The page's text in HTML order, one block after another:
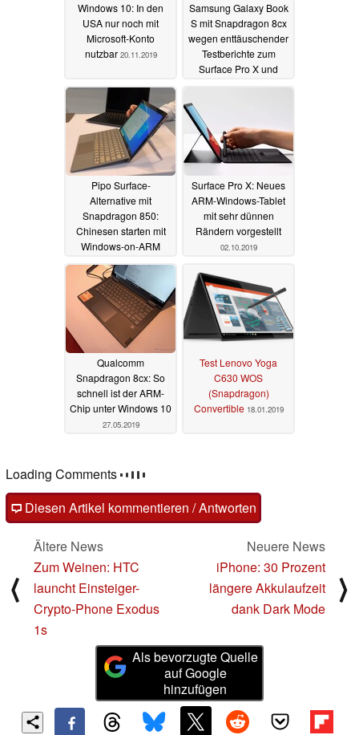
Windows 10: In den
USA nur noch mit
Microsoft-Konto
nutzbar 20.11.2019
Samsung Galaxy Book
S mit Snapdragon 8cx
wegen enttäuschender
Testberichte zum
Surface Pro X und
Intels Druck
Pipo Surface-
Alternative mit
Snapdragon 850:
Chinesen starten mit
Windows-on-ARM
16.10.2019
Surface Pro X: Neues
ARM-Windows-Tablet
mit sehr dünnen
Rändern vorgestellt
02.10.2019
Qualcomm
Snapdragon 8cx: So
schnell ist der ARM-
Chip unter Windows 10
27.05.2019
Test Lenovo Yoga
C630 WOS
(Snapdragon)
Convertible 18.01.2019
Loading Comments
Diesen Artikel kommentieren / Antworten
⟨
Ältere News
Zum Weinen: HTC
launcht Einsteiger-
Crypto-Phone Exodus
1s
Neuere News
iPhone: 30 Prozent
längere Akkulaufzeit
dank Dark Mode
⟩
Als bevorzugte Quelle
auf Google
hinzufügen